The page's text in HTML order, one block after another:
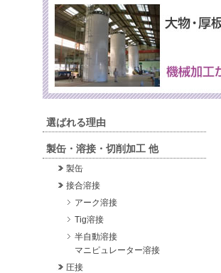
選ばれる理由
製缶・溶接・切削加工 他
製缶
接合溶接
アーク溶接
Tig溶接
半自動溶接
マニピュレーター溶接
圧接